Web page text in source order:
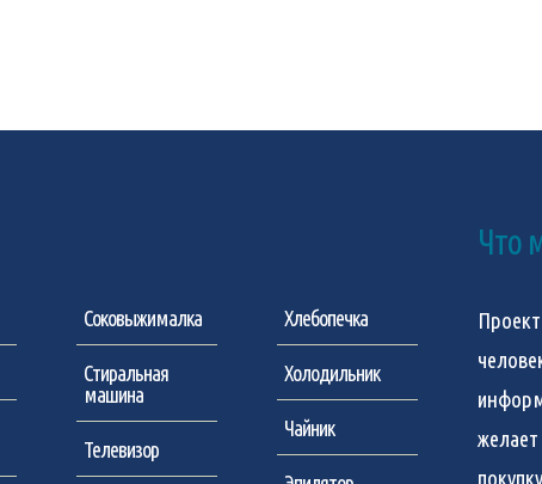
Соковыжималка
Стиральная
машина
Телевизор
Хлебопечка
Холодильник
Чайник
Что